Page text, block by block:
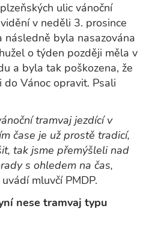
ulic vánoční
v neděli 3. prosince
následně byla nasazována
o týden později měla v
a byla tak poškozena, že
do Vánoc opravit. Psali
tramvaj jezdící v
čase je už prostě tradicí,
tak jsme přemýšleli nad
s ohledem na čas,
uvádí mluvčí PMDP.
nese tramvaj typu